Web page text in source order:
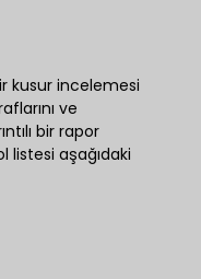
kusur incelemesi
ve
bir rapor
listesi aşağıdaki